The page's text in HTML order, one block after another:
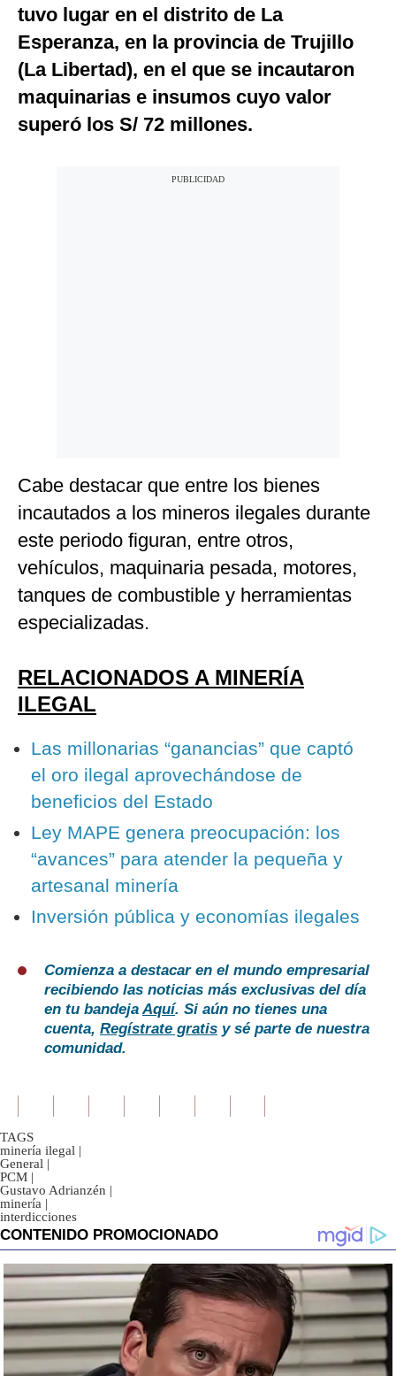
tuvo lugar en el distrito de La
Esperanza, en la provincia de Trujillo
(La Libertad), en el que se incautaron
maquinarias e insumos cuyo valor
superó los S/ 72 millones.
Cabe destacar que entre los bienes
incautados a los mineros ilegales durante
este periodo figuran, entre otros,
vehículos, maquinaria pesada, motores,
tanques de combustible y herramientas
especializadas.
RELACIONADOS A MINERÍA
ILEGAL
Las millonarias “ganancias” que captó
el oro ilegal aprovechándose de
beneficios del Estado
Ley MAPE genera preocupación: los
“avances” para atender la pequeña y
artesanal minería
Inversión pública y economías ilegales
Comienza a destacar en el mundo empresarial
recibiendo las noticias más exclusivas del día
en tu bandejaAquí. Si aún no tienes una
cuenta, Regístrate gratis y sé parte de nuestra
comunidad.
TAGS
minería ilegal |
General |
PCM |
Gustavo Adrianzén |
minería |
interdicciones